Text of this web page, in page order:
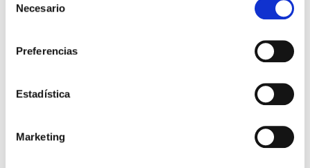
Necesario
Preferencias
Estadística
Marketing